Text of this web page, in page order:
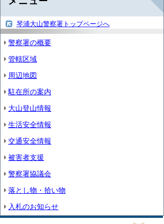
琴浦大山警察署トップページへ
警察署の概要
管轄区域
周辺地図
駐在所の案内
大山登山情報
生活安全情報
交通安全情報
被害者支援
警察署協議会
落とし物・拾い物
入札のお知らせ